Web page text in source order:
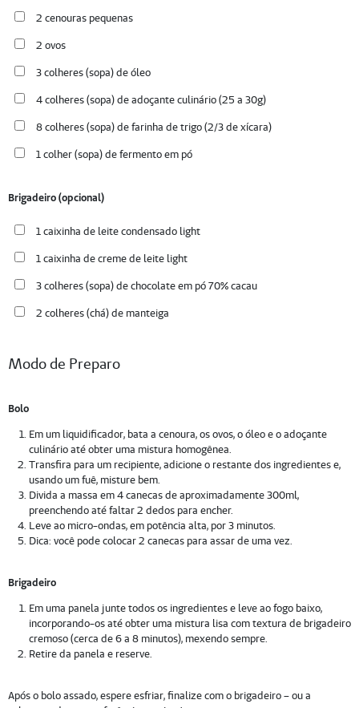
2 cenouras pequenas
2 ovos
3 colheres (sopa) de óleo
4 colheres (sopa) de adoçante culinário (25 a 30g)
8 colheres (sopa) de farinha de trigo (2/3 de xícara)
1 colher (sopa) de fermento em pó
Brigadeiro (opcional)
1 caixinha de leite condensado light
1 caixinha de creme de leite light
3 colheres (sopa) de chocolate em pó 70% cacau
2 colheres (chá) de manteiga
Modo de Preparo
Bolo
Em um liquidificador, bata a cenoura, os ovos, o óleo e o adoçante
culinário até obter uma mistura homogênea.
Transfira para um recipiente, adicione o restante dos ingredientes e,
usando um fuê, misture bem.
Divida a massa em 4 canecas de aproximadamente 300ml,
preenchendo até faltar 2 dedos para encher.
Leve ao micro-ondas, em potência alta, por 3 minutos.
Dica: você pode colocar 2 canecas para assar de uma vez.
Brigadeiro
Em uma panela junte todos os ingredientes e leve ao fogo baixo,
incorporando-os até obter uma mistura lisa com textura de brigadeiro
cremoso (cerca de 6 a 8 minutos), mexendo sempre.
Retire da panela e reserve.
Após o bolo assado, espere esfriar, finalize com o brigadeiro – ou a